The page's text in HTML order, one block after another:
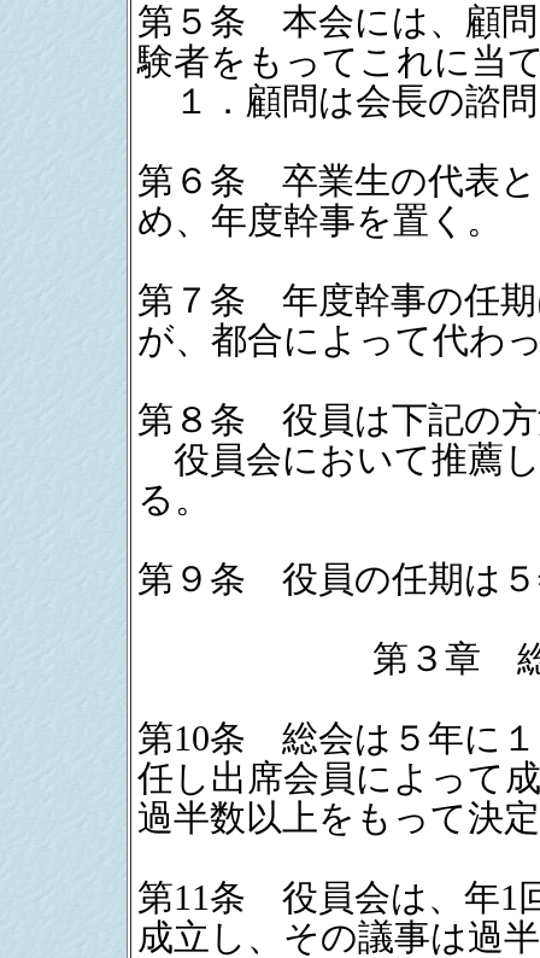
第５条 本会には、顧
験者をもってこれに当
１．顧問は会長の諮
第６条 卒業生の代表
め、年度幹事を置く。
第７条 年度幹事の任
が、都合によって代わ
第８条 役員は下記の
役員会において推薦
る。
第９条 役員の任期は
第３章
第10条 総会は５年に
任し出席会員によって
過半数以上をもって決
第11条 役員会は、年1
成立し、その議事は過